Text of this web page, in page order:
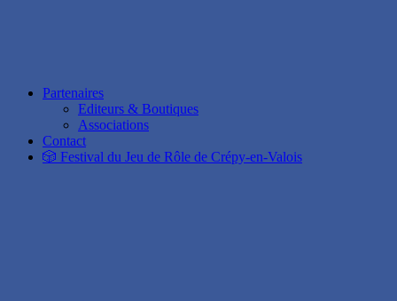
Partenaires
Editeurs & Boutiques
Associations
Contact
🎲 Festival du Jeu de Rôle de Crépy-en-Valois